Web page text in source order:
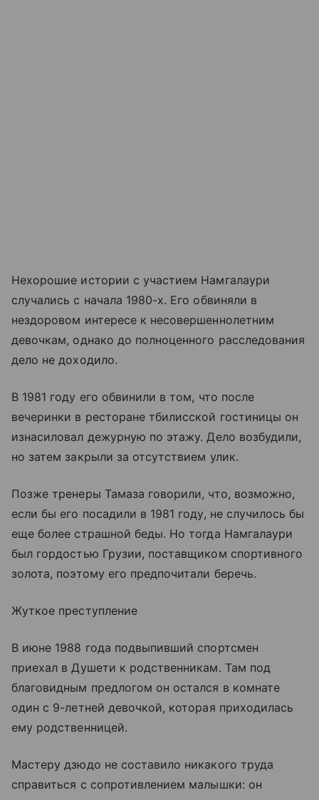
Нехорошие истории с участием Намгалаури
случались с начала 1980-х. Его обвиняли в
нездоровом интересе к несовершеннолетним
девочкам, однако до полноценного расследования
дело не доходило.
В 1981 году его обвинили в том, что после
вечеринки в ресторане тбилисской гостиницы он
изнасиловал дежурную по этажу. Дело возбудили,
но затем закрыли за отсутствием улик.
Позже тренеры Тамаза говорили, что, возможно,
если бы его посадили в 1981 году, не случилось бы
еще более страшной беды. Но тогда Намгалаури
был гордостью Грузии, поставщиком спортивного
золота, поэтому его предпочитали беречь.
Жуткое преступление
В июне 1988 года подвыпивший спортсмен
приехал в Душети к родственникам. Там под
благовидным предлогом он остался в комнате
один с 9-летней девочкой, которая приходилась
ему родственницей.
Мастеру дзюдо не составило никакого труда
справиться с сопротивлением малышки: он